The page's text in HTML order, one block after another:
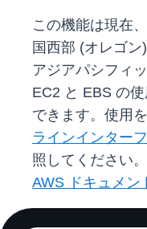
この機能は現在
国西部 (オレゴ
アジアパシフィ
EC2 と EBS の
できます。使用
ラインインター
照してください
AWS ドキュメン